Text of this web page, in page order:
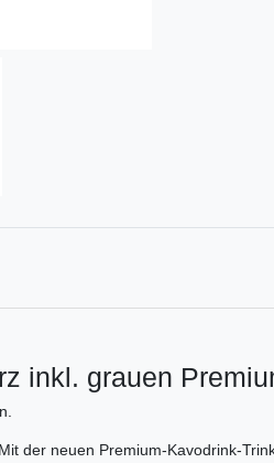
inkl. grauen
der neuen Premium-Kavodrink-